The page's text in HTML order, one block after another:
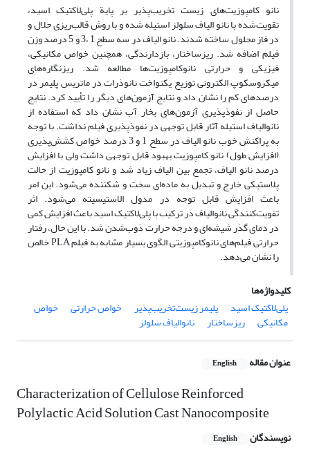
نانو کامپوزیت‌های زیست تخریب‌پذیر بر پایة پلی‌لاکتیک اسید،
تقویت‌شده با نانو الیاف سلولز استیله شده و با روش قالب‌ریزی حلال و
در فاز محلول ساخته شدند. نانو الیاف در سه سطح 1 ،3 و 5 درصد وزن
فیلم اضافه شد. ریزساختار، بازدارندگی، همچنین خواص مکانیکی،
فیزیکی و حرارتی نانوکامپوزیت‌ها مطالعه شد. ریزنگاره‌های
میکروسکوپ الکترونی توزیع یکنواخت نانوذرات در ماتریس پلیمر در
درصدهای کم را نشان داد و نتایج آزمون‌های دیگر را تأیید کرد. نتایج
حاصل از نفوذپذیری آزمون‌های بخار آب نشان داد که استفاده از
نانوالیاف استیله آثار قابل توجهی در نفوذپذیری فیلم نداشت. با توجه
به پراکنش خوب نانو الیاف در سطح 1 و 3 درصد خواص کشش‌پذیری
(افزایش طول) نانو کامپوزیت بهبود قابل توجهی داشت ولی با افزایش
درصد نانو الیاف، تجمع بین الیاف زیاد شد و نانو کامپوزیت از حالت
پلاستیکی خارج و تبدیل به ماده‌ای سخت و شکننده می‌شود. این امر
باعث افزایش قابل توجه در مدول الاستیسیته می‌شود. اثر
تقویت‌کنندگی نانوالیاف در ترکیب با پلی‌لاکتیک اسید باعث افزایش کمی
در دمای گذر شیشه‌ای و درجه حرارت ذوب‌شدن شد. با این حال، رفتار
حرارتی فیلم‌های نانوکامپوزیتی الگوی بسیار مشابه به فیلم PLA خالص
را نشان می‌دهد.
کلیدواژه‌ها
پلی‌لاکتیک اسید
پلیمر زیست‌تخریب‌پذیر خواص حرارتی خواص
مکانیکی ریزساختار نانوالیاف سلولز
عنوان مقاله English
Characterization of Cellulose Reinforced
Polylactic Acid Solution Cast Nanocomposite
نویسندگان English